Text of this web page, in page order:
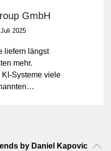
GmbH
2025
liefern längst
mehr.
Systeme viele
zeigen
by Daniel Kapovic